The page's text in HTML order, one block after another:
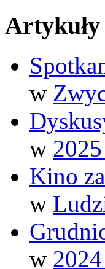
Artykuły
w
w
Kino
w
w